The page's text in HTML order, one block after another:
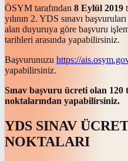
ÖSYM tarafından 8 Eylül 2019
yılının 2. YDS sınavı
alan duyuruya göre başvuru
tarihleri arasında yapabilirsiniz.
Başvurunuzu https://
yapabilirsiniz.
Sınav başvuru ücreti olan 120
noktalarından yapabilirsiniz.
YDS SINAV
NOKTALARI